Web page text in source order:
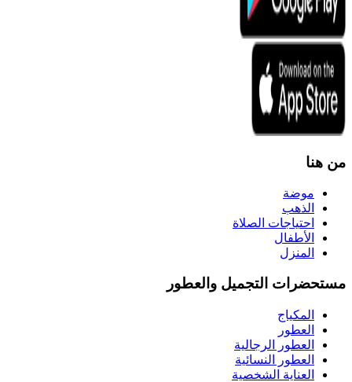
من هنا
موضة
الذهب
احتياجات الصلاة
الأطفال
المنزل
مستحضرات التجميل والعطور
المكياج
العطور
العطور الرجالية
العطور النسائية
العناية الشخصية